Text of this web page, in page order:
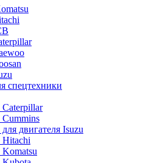
спецтехники
Caterpillar
Cummins
двигателя Isuzu
Hitachi